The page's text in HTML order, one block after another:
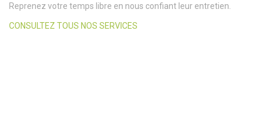
Reprenez votre temps libre en nous confiant leur entretien.
CONSULTEZ TOUS NOS SERVICES